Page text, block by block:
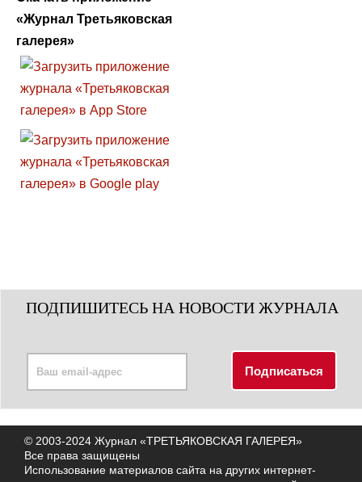
«Журнал Третьяковская
галерея»
ПОДПИШИТЕСЬ НА НОВОСТИ ЖУРНАЛА
© 2003-2024 Журнал «ТРЕТЬЯКОВСКАЯ ГАЛЕРЕЯ»
Все права защищены
Использование материалов сайта на других интернет-